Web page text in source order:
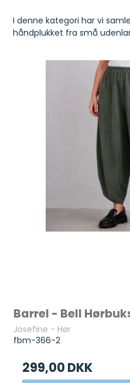
I denne kategori har vi
håndplukket fra små
Barrel - Bell
Josefine - Hør
fbm-366-2
299,00 DKK